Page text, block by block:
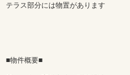
テラス部分には物置があります
■物件概要■